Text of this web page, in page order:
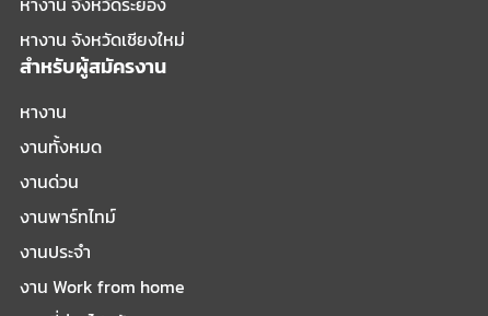
หางาน จังหวัดเชียงใหม่
สำหรับผู้สมัครงาน
หางาน
งานทั้งหมด
งานด่วน
งานพาร์ทไทม์
งานประจำ
งาน Work from home